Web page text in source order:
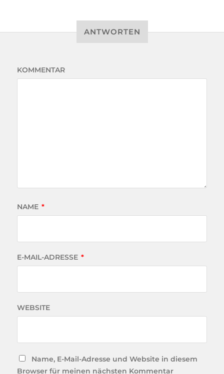
ANTWORTEN
KOMMENTAR
NAME *
E-MAIL-ADRESSE *
WEBSITE
Name, E-Mail-Adresse und Website in diesem
Browser für meinen nächsten Kommentar